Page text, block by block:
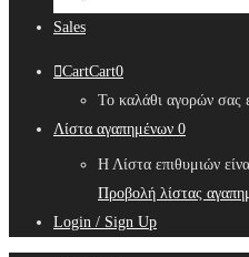
Sales
CartCart0
Το καλάθι αγορών σας
Λίστα αγαπημένων 0
Η Λίστα επιθυμιών
Προβολή λίστας
Login / Sign Up